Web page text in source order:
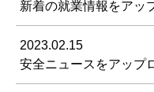
新着の就業情報をアッ
2023.02.15
安全ニュースをアップ